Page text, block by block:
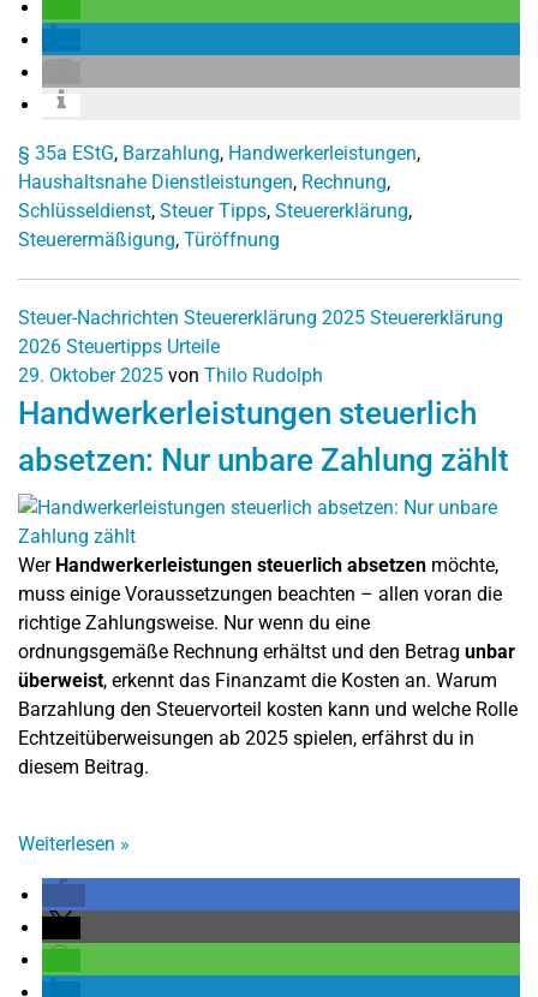
§ 35a EStG, Barzahlung, Handwerkerleistungen,
Haushaltsnahe Dienstleistungen, Rechnung,
Schlüsseldienst, Steuer Tipps, Steuererklärung,
Steuerermäßigung, Türöffnung
Steuer-Nachrichten Steuererklärung 2025 Steuererklärung
2026 Steuertipps Urteile
29. Oktober 2025 von Thilo Rudolph
Handwerkerleistungen steuerlich
absetzen: Nur unbare Zahlung zählt
Wer Handwerkerleistungen steuerlich absetzen möchte,
muss einige Voraussetzungen beachten – allen voran die
richtige Zahlungsweise. Nur wenn du eine
ordnungsgemäße Rechnung erhältst und den Betrag unbar
überweist, erkennt das Finanzamt die Kosten an. Warum
Barzahlung den Steuervorteil kosten kann und welche Rolle
Echtzeitüberweisungen ab 2025 spielen, erfährst du in
diesem Beitrag.
Weiterlesen »